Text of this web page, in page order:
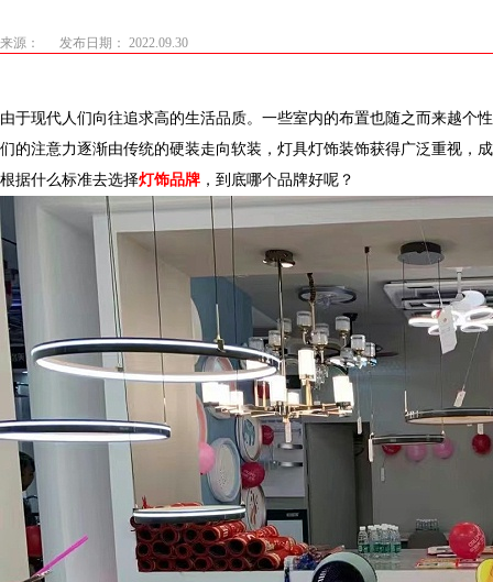
来源： 发布日期： 2022.09.30
由于现代人们向往追求高的生活品质。一些室内的布置也随之而来越个性化
们的注意力逐渐由传统的硬装走向软装，灯具灯饰装饰获得广泛重视
根据什么标准去选择灯饰品牌 ，到底哪个品牌好呢？